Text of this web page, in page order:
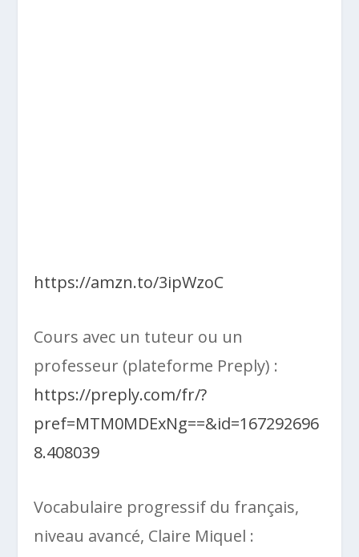
https://amzn.to/3ipWzoC
Cours avec un tuteur ou un
professeur (plateforme Preply) :
https://preply.com/fr/?
pref=MTM0MDExNg==&id=167292696
8.408039
Vocabulaire progressif du français,
niveau avancé, Claire Miquel :